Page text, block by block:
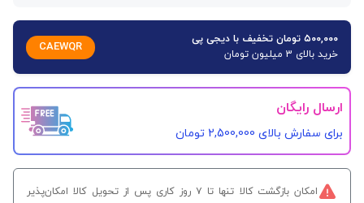
۵۰۰,۰۰۰ تومان تخفیف با دیجی پی
خرید بالای 3 میلیون تومان
CAEWQR
ارسال رایگان
برای سفارش‌ بالای 2,500,000 تومان
امکان بازگشت کالا تنها تا ۷ روز کاری پس از تحویل کالا امکان‌پذیر